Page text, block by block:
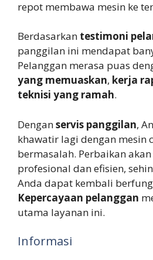
repot membawa mesin ke
Berdasarkan testimoni
panggilan ini mendapat
Pelanggan merasa puas
yang memuaskan, kerja
teknisi yang ramah.
Denganservis panggilan,
khawatir lagi dengan mesin
bermasalah. Perbaikan
profesional dan efisien,
Anda dapat kembali
Kepercayaan pelanggan
utama layanan ini.
Informasi